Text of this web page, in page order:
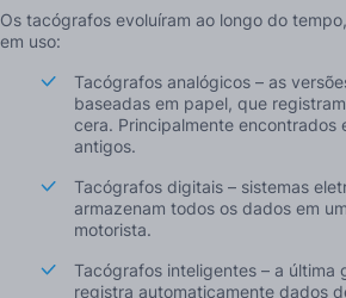
Os tacógrafos evoluíram ao longo do
em uso:
Tacógrafos analógicos – as
baseadas em papel, que
cera. Principalmente encontrados
antigos.
Tacógrafos digitais – sistemas
armazenam todos os dados em
motorista.
Tacógrafos inteligentes – a última
registra automaticamente dados